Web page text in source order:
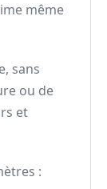
même
sans
ou de
et
: